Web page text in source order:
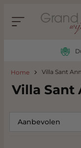
Home Villa Sant
Villa Sant